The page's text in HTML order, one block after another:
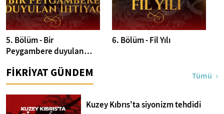
5. Bölüm - Bir
Peygambere duyulan
6. Bölüm - Fil Yılı
FİKRİYAT GÜNDEM Tümü
Kuzey Kıbrıs'ta siyonizm tehdidi